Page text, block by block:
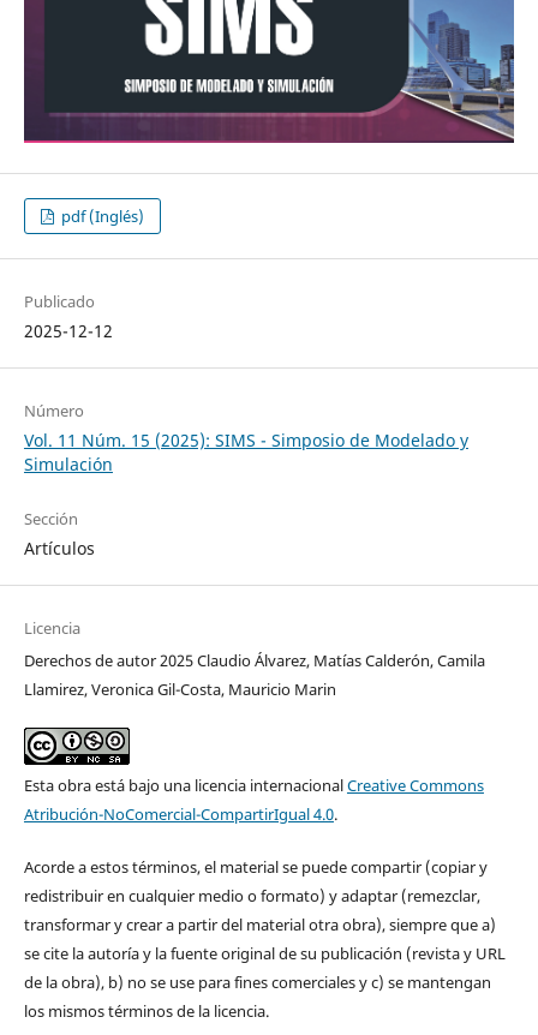
pdf (Inglés)
Publicado
2025-12-12
Número
Vol. 11 Núm. 15 (2025): SIMS - Simposio de Modelado y
Simulación
Sección
Artículos
Licencia
Derechos de autor 2025 Claudio Álvarez, Matías Calderón, Camila
Llamirez, Veronica Gil-Costa, Mauricio Marin
Esta obra está bajo una licencia internacionalCreative Commons
Atribución-NoComercial-CompartirIgual 4.0.
Acorde a estos términos, el material se puede compartir (copiar y
redistribuir en cualquier medio o formato) y adaptar (remezclar,
transformar y crear a partir del material otra obra), siempre que a)
se cite la autoría y la fuente original de su publicación (revista y URL
de la obra), b) no se use para fines comerciales y c) se mantengan
los mismos términos de la licencia.